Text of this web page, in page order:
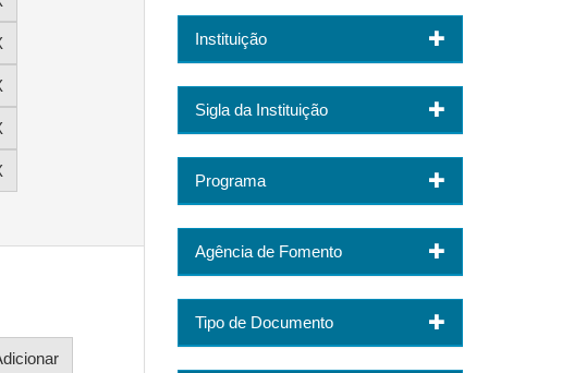
Instituição
Sigla da Instituição
Programa
Agência de Fomento
Tipo de Documento